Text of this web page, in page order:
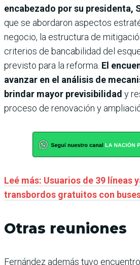
encabezado por su presidenta,
que se abordaron aspectos
negocio, la estructura de
criterios de bancabilidad del
previsto para la reforma. El
avanzar en el análisis de
brindar mayor previsibilidad y
proceso de renovación y
Leé más: Usuarios de 39 líneas
transbordos gratuitos con
Otras reuniones
Fernández además tuvo